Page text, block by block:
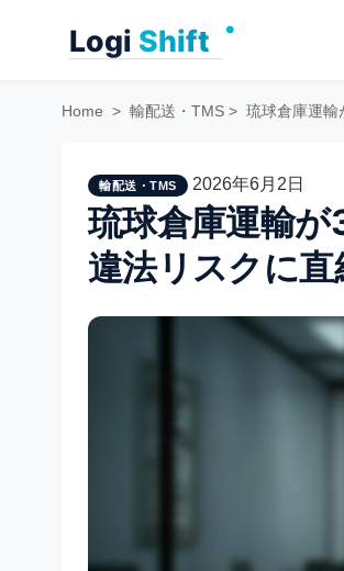
Home > 輸配送・TMS > 琉球倉庫運輸
輸配送・TMS 2026年6月2日
琉球倉庫運輸
違法リスクに直